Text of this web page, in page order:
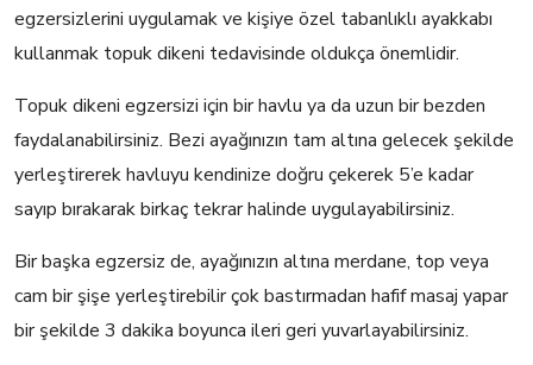
egzersizlerini uygulamak ve kişiye özel tabanlıklı ayakkabı
kullanmak topuk dikeni tedavisinde oldukça önemlidir.
Topuk dikeni egzersizi için bir havlu ya da uzun bir bezden
faydalanabilirsiniz. Bezi ayağınızın tam altına gelecek şekilde
yerleştirerek havluyu kendinize doğru çekerek 5’e kadar
sayıp bırakarak birkaç tekrar halinde uygulayabilirsiniz.
Bir başka egzersiz de, ayağınızın altına merdane, top veya
cam bir şişe yerleştirebilir çok bastırmadan hafif masaj yapar
bir şekilde 3 dakika boyunca ileri geri yuvarlayabilirsiniz.